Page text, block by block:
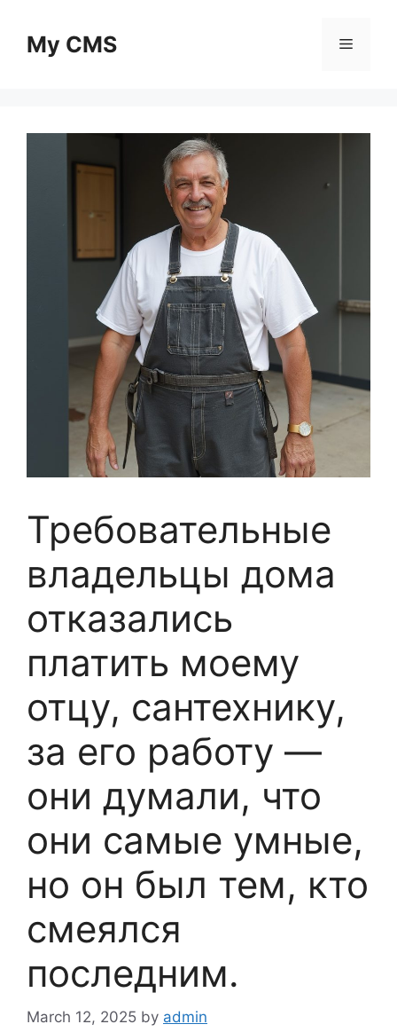
contentMy CMS Menu
Требовательные
владельцы дома
отказались
платить моему
отцу, сантехнику,
за его работу —
они думали, что
они самые умные,
но он был тем, кто
смеялся
последним.
March 12, 2025 by admin